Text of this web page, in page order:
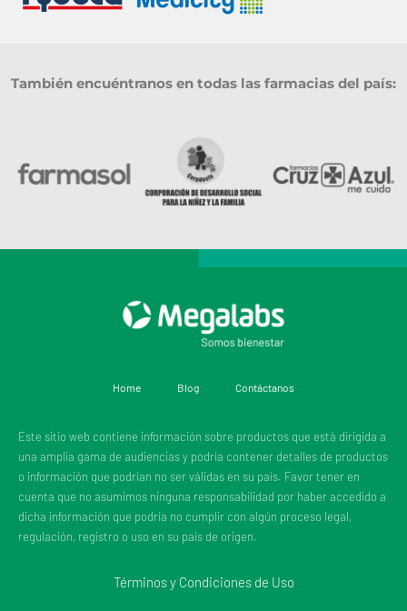
También encuéntranos en todas las farmacias del país:
Home Blog Contáctanos
Este sitio web contiene información sobre productos que está dirigida a
una amplia gama de audiencias y podría contener detalles de productos
o información que podrían no ser válidas en su país. Favor tener en
cuenta que no asumimos ninguna responsabilidad por haber accedido a
dicha información que podría no cumplir con algún proceso legal,
regulación, registro o uso en su país de origen.
Términos y Condiciones de Uso